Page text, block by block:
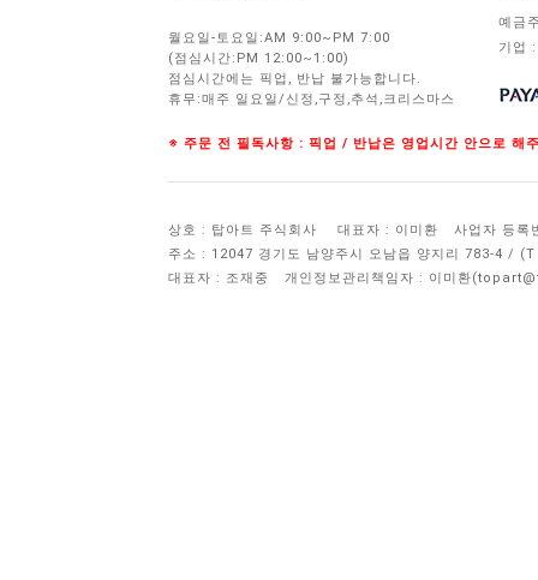
월요일-토요일:AM 9:00~PM 7:00
(점심시간:PM 12:00~1:00)
점심시간에는 픽업, 반납 불가능합니다.
휴무:매주 일요일/신정,구정,추석,크리스마스
예금
기업
※ 주문 전 필독사항 : 픽업 / 반납은 영업시간 안으로 해
상호 : 탑아트 주식회사 대표자 : 이미환
사업자 등록
주소 : 12047 경기도 남양주시 오남읍 양지리 783-4 /
대표자 : 조재중
개인정보관리책임자 : 이미환